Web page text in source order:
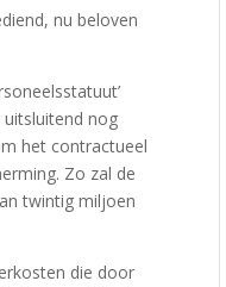
nu beloven
nog
het contractueel
Zo zal de
twintig miljoen
die door